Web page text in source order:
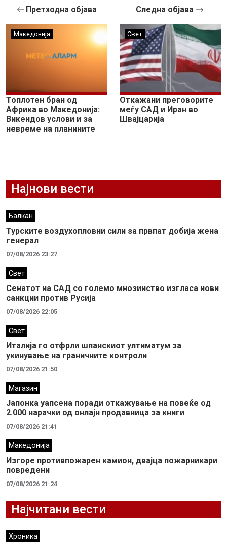
Претходна објава
Македонија
Топлотен бран од
Африка во Македонија:
Викендов услови и за
невреме на планините
Следна објава
Свет
Откажани преговорите
меѓу САД и Иран во
Швајцарија
Најнови вести
Балкан
Турските воздухопловни сили за првпат добија жена
генерал
07/08/2026 23:27
Свет
Сенатот на САД со големо мнозинство изгласа нови
санкции против Русија
07/08/2026 22:05
Свет
Италија го отфрли шпанскиот ултиматум за
укинување на граничните контроли
07/08/2026 21:50
Магазин
Јапонка уапсена поради откажување на повеќе од
2.000 нарачки од онлајн продавница за книги
07/08/2026 21:41
Македонија
Изгоре противпожарен камион, двајца пожарникари
повредени
07/08/2026 21:24
Најчитани вести
Хроника